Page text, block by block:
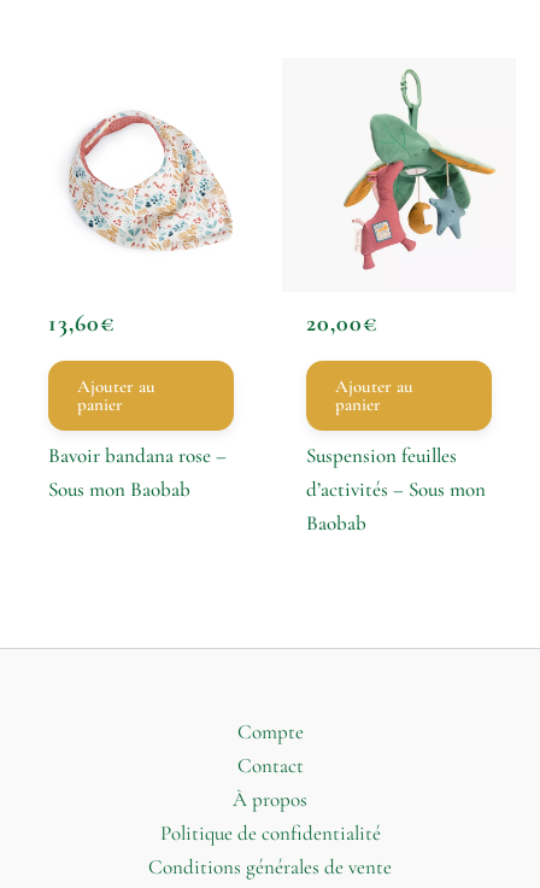
13,60€
Ajouter au
panier
Bavoir bandana rose –
Sous mon Baobab
20,00€
Ajouter au
panier
Suspension feuilles
d’activités – Sous mon
Baobab
Compte
Contact
À propos
Politique de confidentialité
Conditions générales de vente